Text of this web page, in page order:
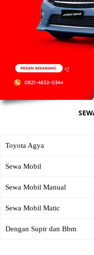
Toyota Agya
Sewa Mobil
Sewa Mobil Manual
Sewa Mobil Matic
Dengan Supir dan Bbm